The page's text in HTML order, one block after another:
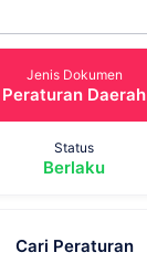
Jenis Dokumen
Peraturan Daerah
Status
Berlaku
Cari Peraturan